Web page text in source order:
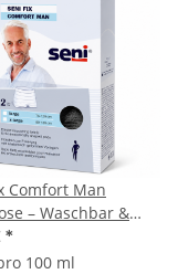
Comfort Man
– Waschbar &
2 Stück Schwarz
*
100 ml